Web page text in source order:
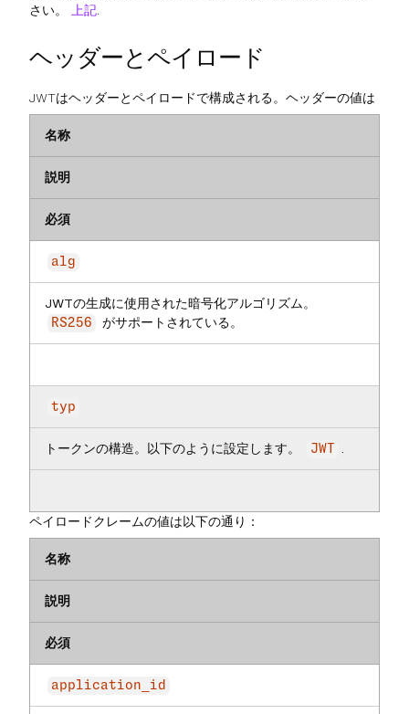
さい。
上記.
ヘッダーとペイロード
JWTはヘッダーとペイロードで構成される。ヘッダーの値は
名称
説明
必須
alg
JWTの生成に使用された暗号化アルゴリズム。
RS256 がサポートされている。
typ
トークンの構造。以下のように設定します。 JWT
ペイロードクレームの値は以下の通り：
名称
説明
必須
application_id